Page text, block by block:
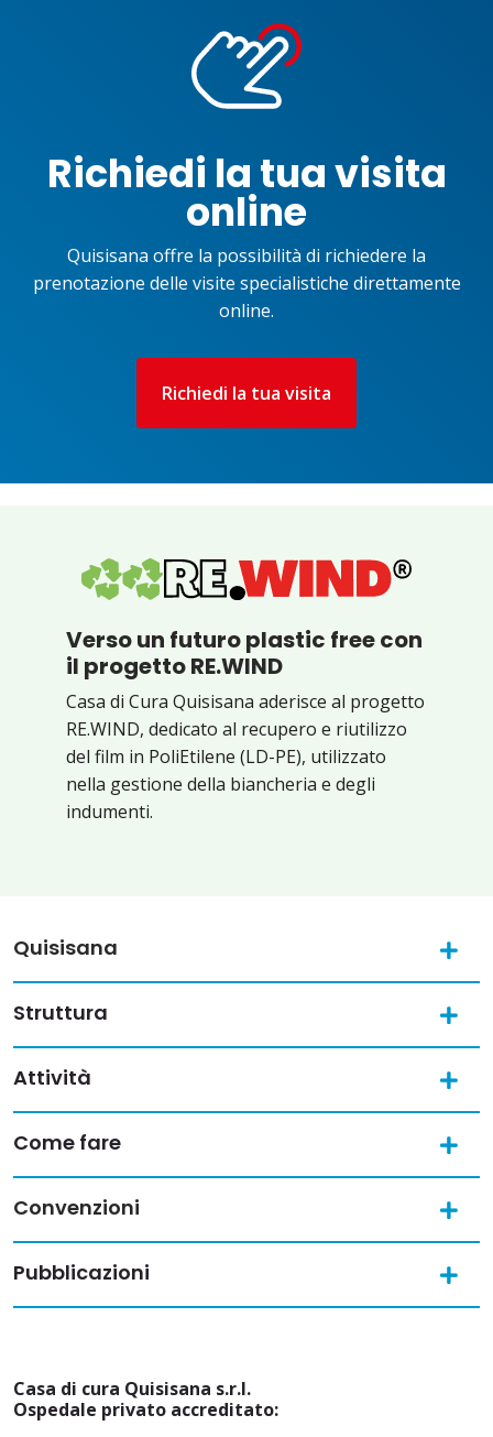
Richiedi la tua visita
online
Quisisana offre la possibilità di richiedere la
prenotazione delle visite specialistiche direttamente
online.
Richiedi la tua visita
Verso un futuro plastic free con
il progetto RE.WIND
Casa di Cura Quisisana aderisce al progetto
RE.WIND, dedicato al recupero e riutilizzo
del film in PoliEtilene (LD-PE), utilizzato
nella gestione della biancheria e degli
indumenti.
Quisisana
Struttura
Attività
Come fare
Convenzioni
Pubblicazioni
Casa di cura Quisisana s.r.l.
Ospedale privato accreditato: